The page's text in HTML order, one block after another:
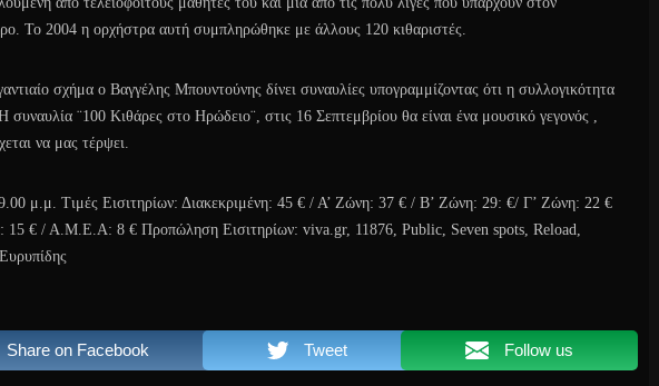
Το 2004 η ορχήστρα αυτή συμπληρώθηκε με άλλους 120 κιθαριστές.
σχήμα ο Βαγγέλης Μπουντούνης δίνει συναυλίες υπογραμμίζοντας ότι η συλλογικότητα
συναυλία ¨100 Κιθάρες στο Ηρώδειο¨, στις 16 Σεπτεμβρίου θα είναι ένα μουσικό γεγονός ,
να μας τέρψει.
μ.μ. Τιμές Εισιτηρίων: Διακεκριμένη: 45 € / Α’ Ζώνη: 37 € / Β’ Ζώνη: 29: €/ Γ’ Ζώνη: 22 €
15 € / Α.Μ.Ε.Α: 8 € Προπώληση Εισιτηρίων: viva.gr, 11876, Public, Seven spots, Reload,
Share on Facebook Tweet Follow us